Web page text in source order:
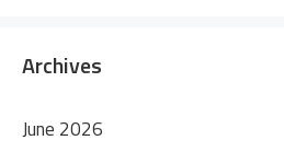
Archives
June 2026